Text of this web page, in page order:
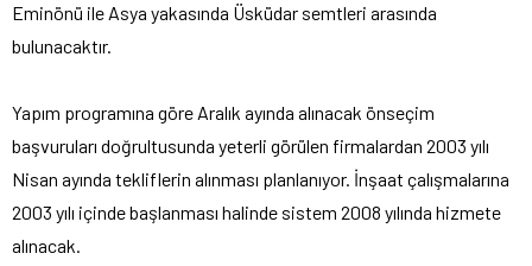
Eminönü ile Asya yakasında Üsküdar semtleri arasında
bulunacaktır.
Yapım programına göre Aralık ayında alınacak önseçim
başvuruları doğrultusunda yeterli görülen firmalardan 2003 yılı
Nisan ayında tekliflerin alınması planlanıyor. İnşaat çalışmalarına
2003 yılı içinde başlanması halinde sistem 2008 yılında hizmete
alınacak.